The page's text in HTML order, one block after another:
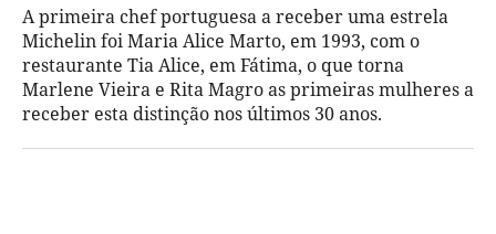
A primeira chef portuguesa a receber uma estrela
Michelin foi Maria Alice Marto, em 1993, com o
restaurante Tia Alice, em Fátima, o que torna
Marlene Vieira e Rita Magro as primeiras mulheres a
receber esta distinção nos últimos 30 anos.